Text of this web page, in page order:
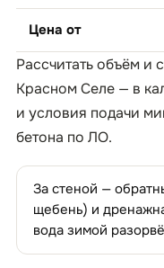
Цена от
Рассчитать объём и
Красном Селе — в
и условия подачи
бетона по ЛО.
За стеной —
щебень) и
вода зимой